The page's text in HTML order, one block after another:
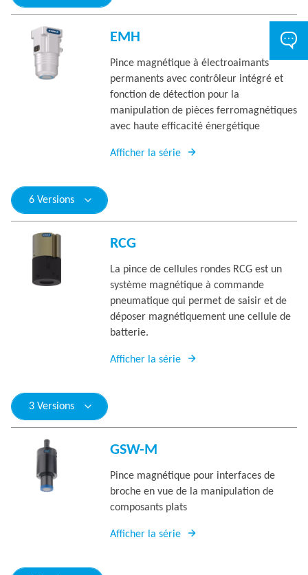
EMH
Pince magnétique à électroaimants
permanents avec contrôleur intégré et
fonction de détection pour la
manipulation de pièces ferromagnétiques
avec haute efficacité énergétique
Afficher la série
6 Versions
RCG
La pince de cellules rondes RCG est un
système magnétique à commande
pneumatique qui permet de saisir et de
déposer magnétiquement une cellule de
batterie.
Afficher la série
3 Versions
GSW-M
Pince magnétique pour interfaces de
broche en vue de la manipulation de
composants plats
Afficher la série